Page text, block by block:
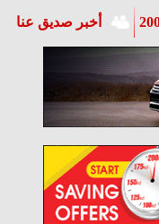
أخبر صديق عنا